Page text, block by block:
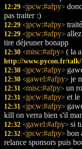
12:29 <jpcw:#afpy>
pas traiter :)
12:29 <jpcw:#afpy>
12:29 <jpcw:#afpy>
tire déjeuner bonapp
12:30 <misc:#afpy> ( la
http://www.pycon.fr/talk/
12:30 <jpcw:#afpy>
12:30 <gawel:#afpy> je
12:31 <misc:#afpy> un
12:31 <jpcw:#afpy> et le
12:31 <jpcw:#afpy>
kill on verra bien s'il
12:32 <gawel:#afpy> si
12:32 <jpcw:#afpy> bon
relance sponsors puis